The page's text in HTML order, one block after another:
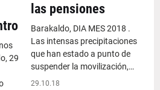
29
las pensiones
Barakaldo, DIA MES 2018 .
Las intensas precipitaciones
que han estado a punto de
suspender la movilización,…
29.10.18